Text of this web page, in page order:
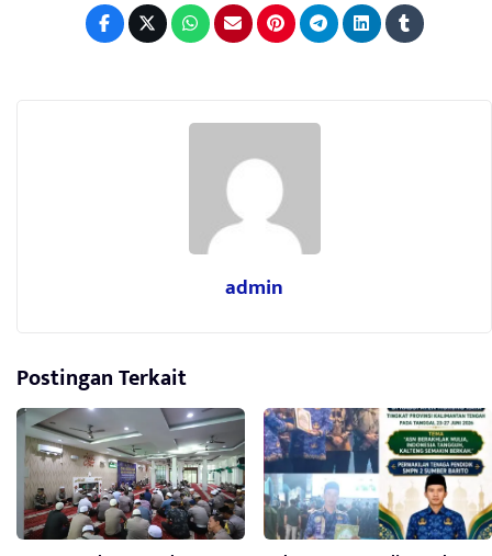
admin
Postingan Terkait